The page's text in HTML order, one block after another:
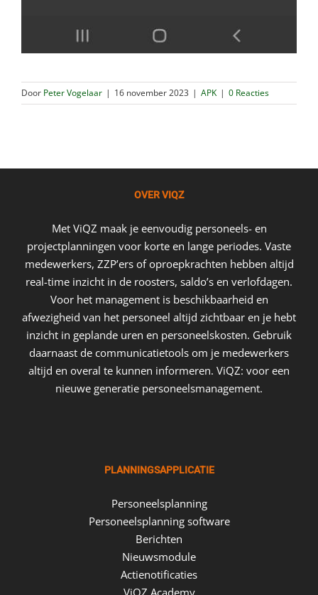
Door Peter Vogelaar | 16 november 2023 | APK | 0 Reacties
OVER VIQZ
Met ViQZ maak je eenvoudig personeels- en
projectplanningen voor korte en lange periodes. Vaste
medewerkers, ZZP’ers of oproepkrachten hebben altijd
real-time inzicht in de roosters, saldo’s en verlofdagen.
Voor het management is beschikbaarheid en
afwezigheid van het personeel altijd zichtbaar en je hebt
inzicht in geplande uren en personeelskosten. Gebruik
daarnaast de communicatietools om je medewerkers
altijd en overal te kunnen informeren. ViQZ: voor een
nieuwe generatie personeelsmanagement.
PLANNINGSAPPLICATIE
Personeelsplanning
Personeelsplanning software
Berichten
Nieuwsmodule
Actienotificaties
ViQZ Academy